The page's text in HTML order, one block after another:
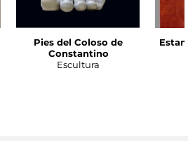
Pies del Coloso de
Constantino
Escultura